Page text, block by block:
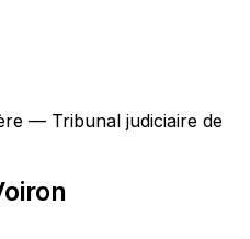
— Tribunal judiciaire de